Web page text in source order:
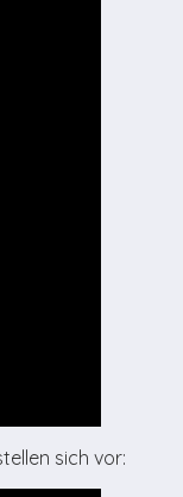
sich vor: